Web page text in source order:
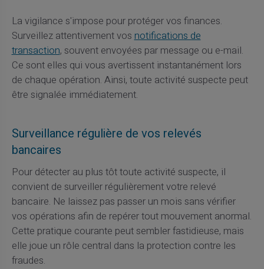
La vigilance s'impose pour protéger vos finances.
Surveillez attentivement vosnotifications de
transaction, souvent envoyées par message ou e-mail.
Ce sont elles qui vous avertissent instantanément lors
de chaque opération. Ainsi, toute activité suspecte peut
être signalée immédiatement.
Surveillance régulière de vos relevés
bancaires
Pour détecter au plus tôt toute activité suspecte, il
convient de surveiller régulièrement votre relevé
bancaire. Ne laissez pas passer un mois sans vérifier
vos opérations afin de repérer tout mouvement anormal.
Cette pratique courante peut sembler fastidieuse, mais
elle joue un rôle central dans la protection contre les
fraudes.